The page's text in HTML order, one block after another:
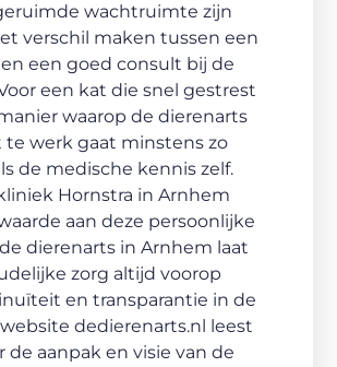
wachtruimte zijn
verschil maken tussen een
een goed consult bij de
een kat die snel gestrest
waarop de dierenarts
te werk gaat minstens zo
de medische kennis zelf.
Hornstra in Arnhem
aan deze persoonlijke
dierenarts in Arnhem laat
zorg altijd voorop
en transparantie in de
dedierenarts.nl leest
de aanpak en visie van de